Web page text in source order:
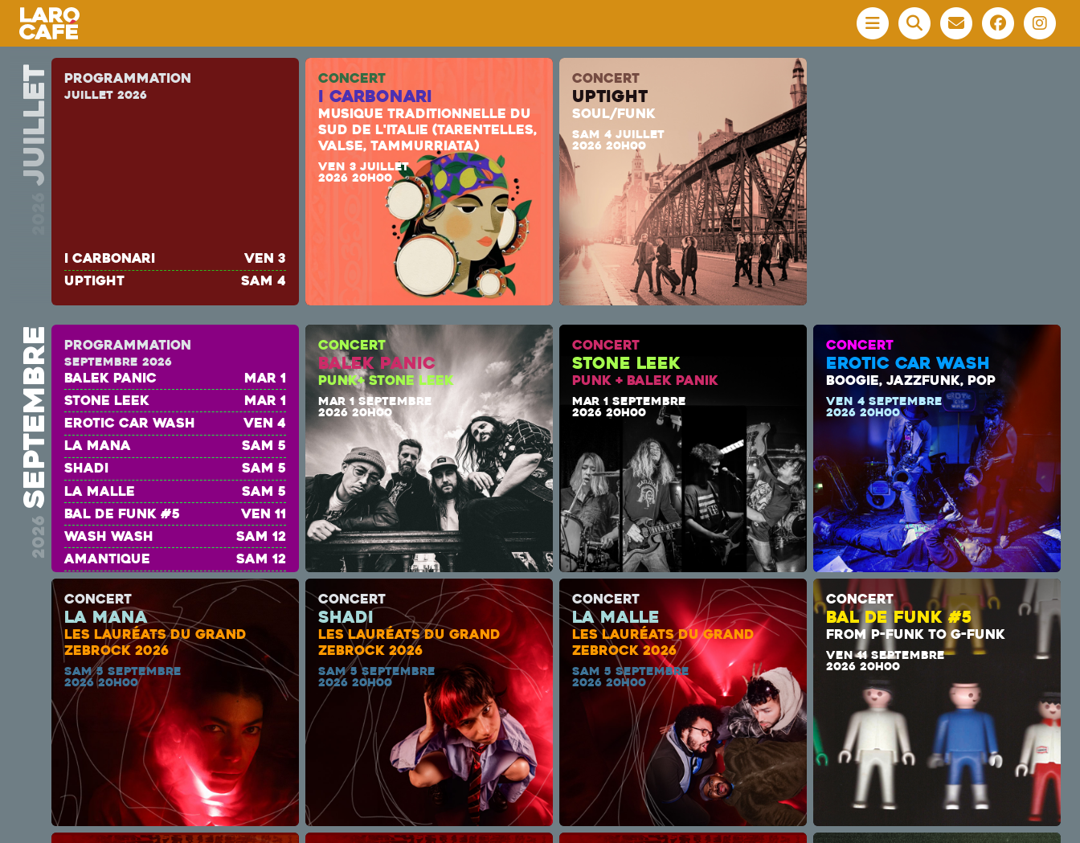
Menu
juillet Programmation
juillet 2026
I Carbonari
ven 3
uptight
sam 4
CONCERT
I Carbonari
MUSIQUE TRADITIONNELLE DU
SUD DE L'ITALIE (TARENTELLES,
VALSE, TAMMURRIATA)
VEN 3 JUILLET
2026 20H00
CONCERT
uptight
SOUL/FUNK
SAM 4 JUILLET
2026 20H00
2026
septembre Programmation
septembre 2026
Balek Panic
mar 1
Stone Leek
mar 1
EROTIC CAR WASH
ven 4
La Mana
sam 5
Shadi
sam 5
la malle
sam 5
BAL DE FUNK #5
ven 11
wash wash
sam 12
amantique
sam 12
mpam
sam 12
Lotfi Attar
jeu 24
ADRIENNE
ven 25
Rose Béton
sam 26
CRASH TEST
sam 26
AGNÈS ET LENNY
sam 26
CONCERT
Balek Panic
PUNK+ STONE LEEK
MAR 1 SEPTEMBRE
2026 20H00
CONCERT
Stone Leek
PUNK + BALEK PANIK
MAR 1 SEPTEMBRE
2026 20H00
CONCERT
EROTIC CAR WASH
BOOGIE, JAZZFUNK, POP
VEN 4 SEPTEMBRE
2026 20H00
CONCERT
La Mana
LES LAURÉATS DU GRAND
ZEBROCK 2026
SAM 5 SEPTEMBRE
2026 20H00
CONCERT
Shadi
LES LAURÉATS DU GRAND
ZEBROCK 2026
SAM 5 SEPTEMBRE
2026 20H00
CONCERT
la malle
LES LAURÉATS DU GRAND
ZEBROCK 2026
SAM 5 SEPTEMBRE
2026 20H00
CONCERT
BAL DE FUNK #5
FROM P-FUNK TO G-FUNK
VEN 11 SEPTEMBRE
2026 20H00